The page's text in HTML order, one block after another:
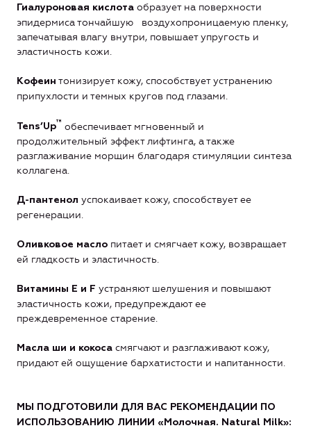
Гиалуроновая кислота образует на поверхности
эпидермиса тончайшую воздухопроницаемую пленку,
запечатывая влагу внутри, повышает упругость и
эластичность кожи.
Кофеин тонизирует кожу, способствует устранению
припухлости и темных кругов под глазами.
Tens’Up™ обеспечивает мгновенный и
продолжительный эффект лифтинга, а также
разглаживание морщин благодаря стимуляции синтеза
коллагена.
Д-пантенол успокаивает кожу, способствует ее
регенерации.
Оливковое масло питает и смягчает кожу, возвращает
ей гладкость и эластичность.
Витамины Е и F устраняют шелушения и повышают
эластичность кожи, предупреждают ее
преждевременное старение.
Масла ши и кокоса смягчают и разглаживают кожу,
придают ей ощущение бархатистости и напитанности.
МЫ ПОДГОТОВИЛИ ДЛЯ ВАС РЕКОМЕНДАЦИИ ПО
ИСПОЛЬЗОВАНИЮ ЛИНИИ «Молочная. Natural Milk»: